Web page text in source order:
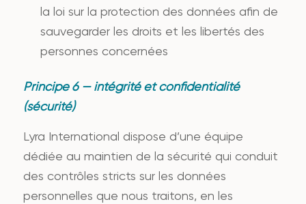
la loi sur la protection des données afin de
sauvegarder les droits et les libertés des
personnes concernées
Principe 6 — intégrité et confidentialité
(sécurité)
Lyra International dispose d’une équipe
dédiée au maintien de la sécurité qui conduit
des contrôles stricts sur les données
personnelles que nous traitons, en les